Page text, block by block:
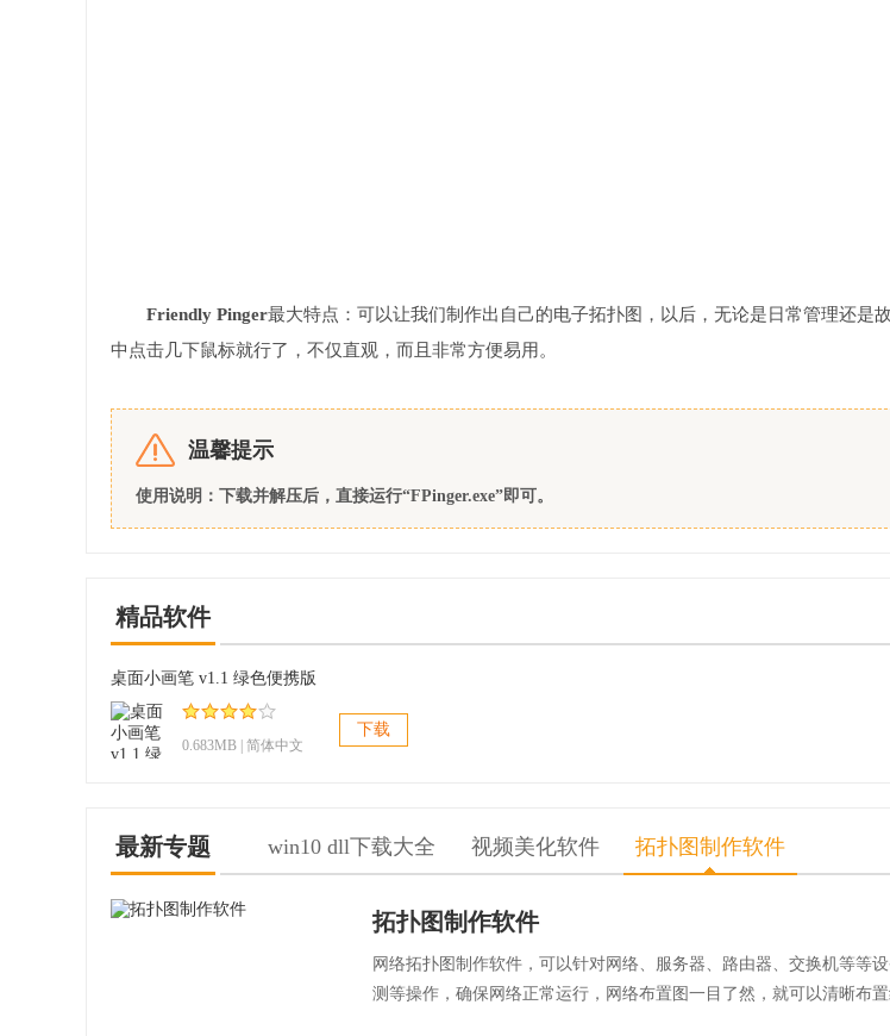
Friendly Pinger最大特点：可以让我们制作出自己的电子拓扑图，以后，无论是日常管理还是
中点击几下鼠标就行了，不仅直观，而且非常方便易用。
温馨提示
使用说明：下载并解压后，直接运行“FPinger.exe”即可。
精品软件
桌面小画笔 v1.1 绿色便携版
0.683MB | 简体中文
下载
最新专题 win10 dll下载大全 视频美化软件 拓扑图制作软件
拓扑图制作软件
网络拓扑图制作软件，可以针对网络、服务器、路由器、交换机等等
测等操作，确保网络正常运行，网络布置图一目了然，就可以清晰布置